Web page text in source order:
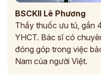
BSCKII Lê Phương
Thầy thuốc ưu tú, gần
YHCT. Bác sĩ có
đóng góp trong việc
Nam của người Việt.